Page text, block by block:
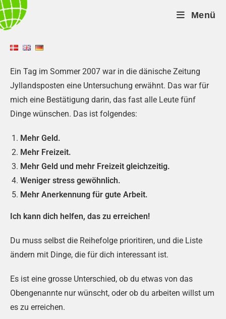
Menü
Ein Tag im Sommer 2007 war in die dänische Zeitung
Jyllandsposten eine Untersuchung erwähnt. Das war für
mich eine Bestätigung darin, das fast alle Leute fünf
Dinge wünschen. Das ist folgendes:
Mehr Geld.
Mehr Freizeit.
Mehr Geld und mehr Freizeit gleichzeitig.
Weniger stress gewöhnlich.
Mehr Anerkennung für gute Arbeit.
Ich kann dich helfen, das zu erreichen!
Du muss selbst die Reihefolge prioritiren, und die Liste
ändern mit Dinge, die für dich interessant ist.
Es ist eine grosse Unterschied, ob du etwas von das
Obengenannte nur wünscht, oder ob du arbeiten willst um
es zu erreichen.